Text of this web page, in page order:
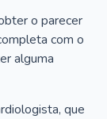
o parecer
com o
alguma
que